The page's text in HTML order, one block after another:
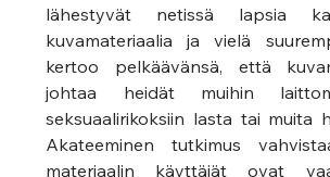
lähestyvät netissä lapsia
kuvamateriaalia ja vielä
kertoo pelkäävänsä, että
johtaa heidät muihin
seksuaalirikoksiin lasta tai muita
Akateeminen tutkimus
materiaalin käyttäjät ovat